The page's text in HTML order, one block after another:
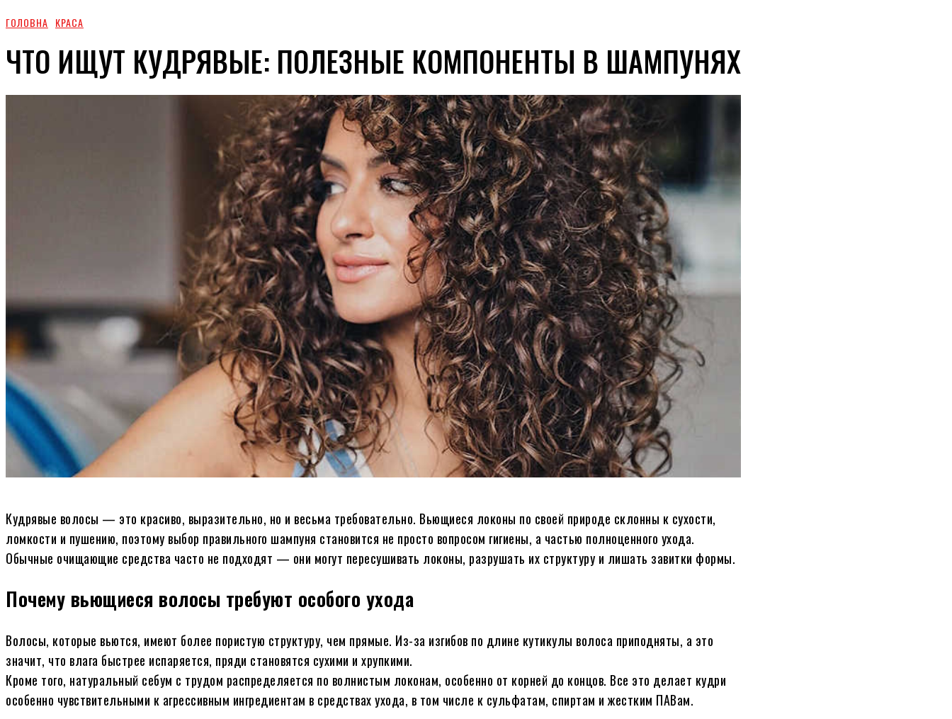
ГОЛОВНА КРАСА
ЧТО ИЩУТ КУДРЯВЫЕ: ПОЛЕЗНЫЕ КОМПОНЕНТЫ В ШАМПУНЯХ
Кудрявые волосы — это красиво, выразительно, но и весьма требовательно. Вьющиеся локоны по своей природе склонны к сухости,
ломкости и пушению, поэтому выбор правильного шампуня становится не просто вопросом гигиены, а частью полноценного ухода.
Обычные очищающие средства часто не подходят — они могут пересушивать локоны, разрушать их структуру и лишать завитки формы.
Почему вьющиеся волосы требуют особого ухода
Волосы, которые вьются, имеют более пористую структуру, чем прямые. Из-за изгибов по длине кутикулы волоса приподняты, а это
значит, что влага быстрее испаряется, пряди становятся сухими и хрупкими.
Кроме того, натуральный себум с трудом распределяется по волнистым локонам, особенно от корней до концов. Все это делает кудри
особенно чувствительными к агрессивным ингредиентам в средствах ухода, в том числе к сульфатам, спиртам и жестким ПАВам.